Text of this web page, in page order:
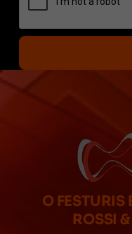
O FESTURIS
ROSSI